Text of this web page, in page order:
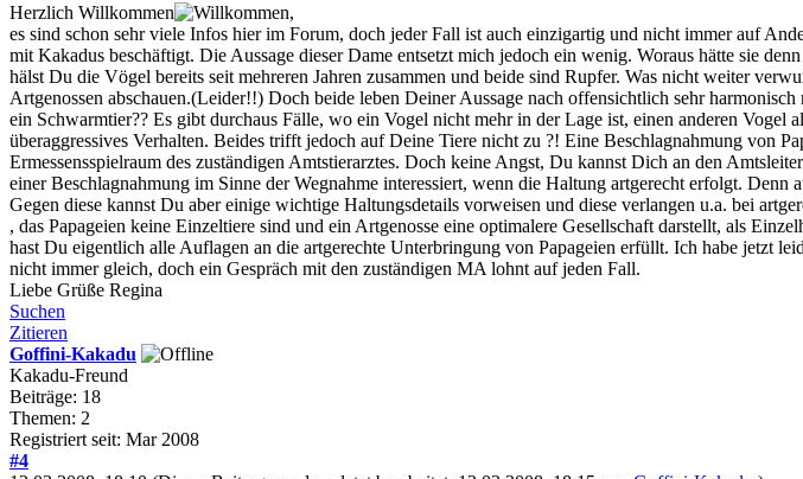
Herzlich Willkommen
,
es sind schon sehr viele Infos hier im Forum, doch jeder Fall ist auch einzigartig und nicht immer auf
mit Kakadus beschäftigt. Die Aussage dieser Dame entsetzt mich jedoch ein wenig. Woraus hätte sie
hälst Du die Vögel bereits seit mehreren Jahren zusammen und beide sind Rupfer. Was nicht weiter
Artgenossen abschauen.(Leider!!) Doch beide leben Deiner Aussage nach offensichtlich sehr
ein Schwarmtier?? Es gibt durchaus Fälle, wo ein Vogel nicht mehr in der Lage ist, einen anderen Vogel
überaggressives Verhalten. Beides trifft jedoch auf Deine Tiere nicht zu ?! Eine Beschlagnahmung von
Ermessensspielraum des zuständigen Amtstierarztes. Doch keine Angst, Du kannst Dich an den
einer Beschlagnahmung im Sinne der Wegnahme interessiert, wenn die Haltung artgerecht erfolgt.
Gegen diese kannst Du aber einige wichtige Haltungsdetails vorweisen und diese verlangen u.a. bei
, das Papageien keine Einzeltiere sind und ein Artgenosse eine optimalere Gesellschaft darstellt, als
hast Du eigentlich alle Auflagen an die artgerechte Unterbringung von Papageien erfüllt. Ich habe jetzt
nicht immer gleich, doch ein Gespräch mit den zuständigen MA lohnt auf jeden Fall.
Liebe Grüße Regina
Suchen
Zitieren
Goffini-Kakadu
Kakadu-Freund
Beiträge: 18
Themen: 2
Registriert seit: Mar 2008
#4